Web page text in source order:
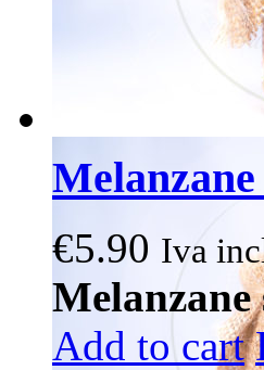
€5.90 Iva
Add to cart